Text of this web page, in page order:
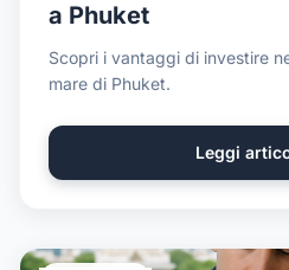
a Phuket
Scopri i vantaggi di investire
mare di Phuket.
Leggi